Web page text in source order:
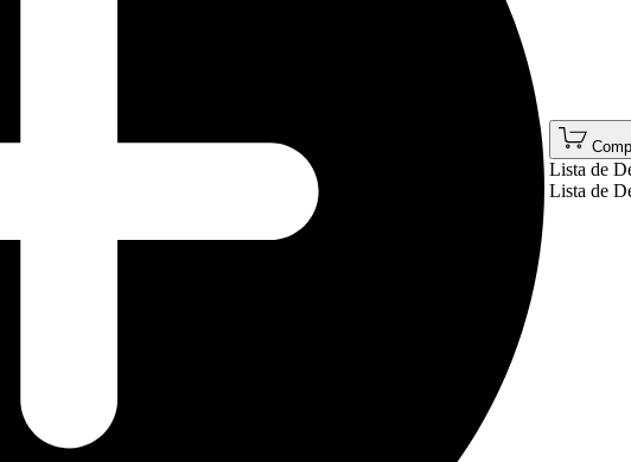
Lista de
Lista de